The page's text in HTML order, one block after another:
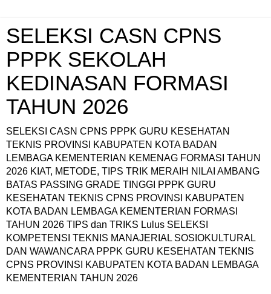
SELEKSI CASN CPNS
PPPK SEKOLAH
KEDINASAN FORMASI
TAHUN 2026
SELEKSI CASN CPNS PPPK GURU KESEHATAN
TEKNIS PROVINSI KABUPATEN KOTA BADAN
LEMBAGA KEMENTERIAN KEMENAG FORMASI TAHUN
2026 KIAT, METODE, TIPS TRIK MERAIH NILAI AMBANG
BATAS PASSING GRADE TINGGI PPPK GURU
KESEHATAN TEKNIS CPNS PROVINSI KABUPATEN
KOTA BADAN LEMBAGA KEMENTERIAN FORMASI
TAHUN 2026 TIPS dan TRIKS Lulus SELEKSI
KOMPETENSI TEKNIS MANAJERIAL SOSIOKULTURAL
DAN WAWANCARA PPPK GURU KESEHATAN TEKNIS
CPNS PROVINSI KABUPATEN KOTA BADAN LEMBAGA
KEMENTERIAN TAHUN 2026